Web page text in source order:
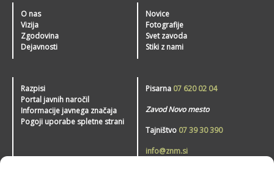
O nas
Vizija
Zgodovina
Dejavnosti
Novice
Fotografije
Svet zavoda
Stiki z nami
Razpisi
Portal javnih naročil
Informacije javnega značaja
Pogoji uporabe spletne strani
Pisarna 07 620 02 04
Zavod Novo mesto
Tajništvo 07 39 30 390
info@znm.si